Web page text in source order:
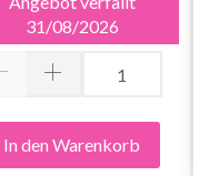
31/08/2026
In den Warenkorb